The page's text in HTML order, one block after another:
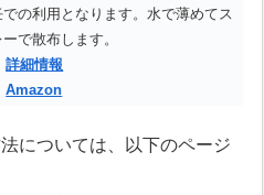
での利用となります。水で薄めてス
で散布します。
詳細情報
Amazon
については、以下のページ